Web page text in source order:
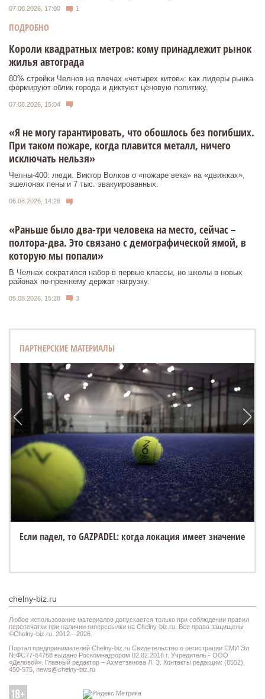
07.08.2026, 17:00 1
ПОДРОБНО
Короли квадратных метров: кому принадлежит рынок
жилья автограда
80% стройки Челнов на плечах «четырех китов»: как лидеры рынка
формируют облик города и диктуют ценовую политику.
07.08.2026, 15:04
«Я не могу гарантировать, что обошлось без погибших.
При таком пожаре, когда плавится металл, ничего
исключать нельзя»
Челны-400: люди. Виктор Волков о «пожаре века» на «движках»,
эшелонах пены и 7 тыс. эвакуированных.
06.08.2026, 14:26
«Раньше было два-три человека на место, сейчас –
полтора-два. Это связано с демографической ямой, в
которую мы попали»
В Челнах сократился набор в первые классы, но школы в новых
районах по-прежнему держат нагрузку.
05.08.2026, 15:28 3
ПАРТНЕРСКИЕ МАТЕРИАЛЫ
Если падел, то GAZPADEL: когда локация имеет значение
chelny-biz.ru
Любое использование материалов допускается только при соблюдении правил
перепечатки при наличии гиперссылки на Chelny-biz.ru. Все права защищены
©Chelny-biz.ru. 2012—2026.
Портал предпринимателей Chelny-biz.ru Свидетельство о регистрации СМИ Эл
№ФС77-64768 выдано Роскомнадзором 02.02.2016 г. Учредитель - ООО
«Деловой». Главный редактор – Ахметзянова Л. З. Контакты редакции: (8552)
450-575, news@chelny-biz.ru